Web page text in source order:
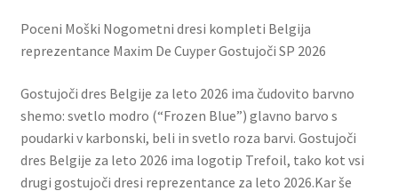
Poceni Moški Nogometni dresi kompleti Belgija
reprezentance Maxim De Cuyper Gostujoči SP 2026
Gostujoči dres Belgije za leto 2026 ima čudovito barvno
shemo: svetlo modro (“Frozen Blue”) glavno barvo s
poudarki v karbonski, beli in svetlo roza barvi. Gostujoči
dres Belgije za leto 2026 ima logotip Trefoil, tako kot vsi
drugi gostujoči dresi reprezentance za leto 2026.Kar še